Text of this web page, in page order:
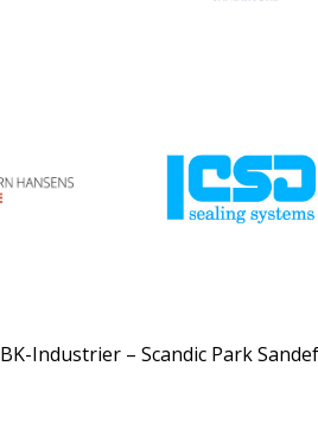
BK-Industrier – Scandic Park